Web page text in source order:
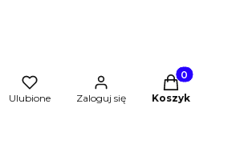
Ulubione Zaloguj się
Produkty w
Koszyk